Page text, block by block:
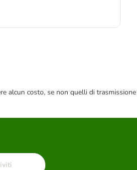
alcun costo, se non quelli di trasmissione